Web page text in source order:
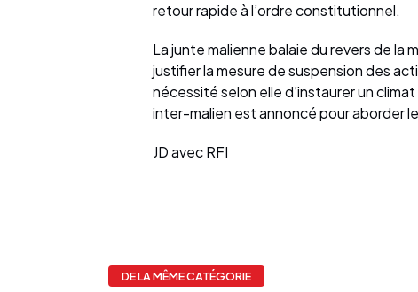
retour rapide à l’ordre constitutionnel.
La junte malienne balaie du revers de la
justifier la mesure de suspension des
nécessité selon elle d’instaurer un
inter-malien est annoncé pour aborder
JD avec RFI
DE LA MÊME CATÉGORIE